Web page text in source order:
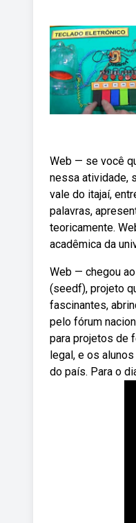
Web — se você
nessa atividade,
vale do itajaí,
palavras,
teoricamente.
acadêmica da
Web — chegou
(seedf), projeto
fascinantes,
pelo fórum
para projetos de
legal, e os
do país. Para o